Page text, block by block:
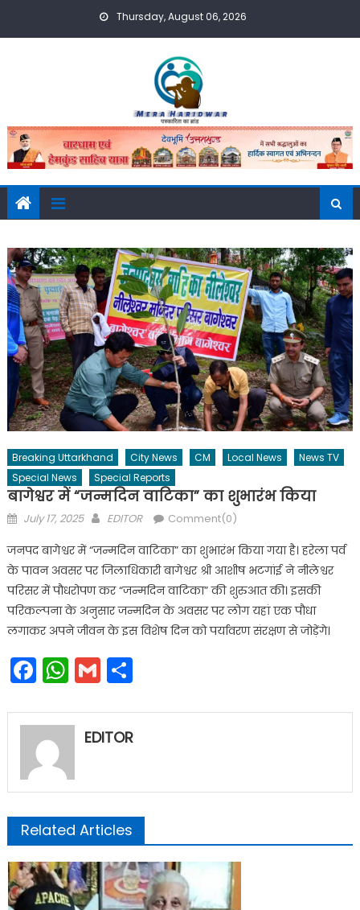
Thursday, August 06, 2026
Breaking Uttarkhand City News CM Local News
News TV
Special News
Special Reports
बागेश्वर में “जन्मदिन वाटिका” का शुभारंभ किया
Posted
July 17, 2025 Author
EDITOR Comment(0)
जनपद बागेश्वर में “जन्मदिन वाटिका” का शुभारंभ किया गया है। हरेला पर्व
के पावन अवसर पर जिलाधिकारी बागेश्वर श्री आशीष भटगांई ने नीलेश्वर
परिसर में पौधरोपण कर “जन्मदिन वाटिका” की शुरुआत की। इसकी
परिकल्पना के अनुसार जन्मदिन के अवसर पर लोग यहां एक पौधा
लगाकर अपने जीवन के इस विशेष दिन को पर्यावरण संरक्षण से जोड़ेंगे।
Facebook
WhatsApp
GmailShare
EDITOR
Related Articles